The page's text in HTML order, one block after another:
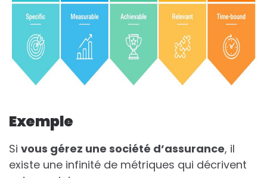
Exemple
Si vous gérez une société d’assurance, il
existe une infinité de métriques qui décrivent